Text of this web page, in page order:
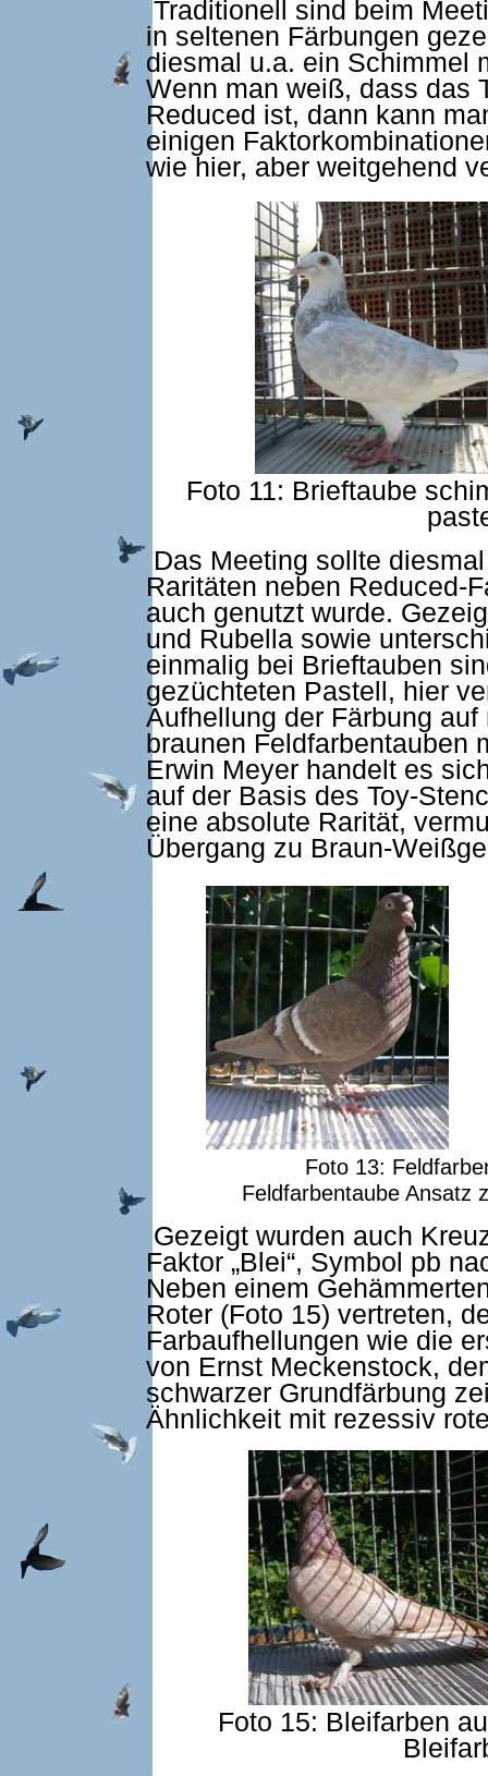
Traditionell sind beim
in seltenen Färbungen
diesmal u.a. ein Schimmel
Wenn man weiß, dass das
Reduced ist, dann kann
einigen
wie hier, aber weitgehend
Foto 11: Brieftaube
Das Meeting sollte
Raritäten neben Reduced-
auch genutzt wurde.
und Rubella sowie
einmalig bei Brieftauben
gezüchteten Pastell, hier
Aufhellung der Färbung
braunen Feldfarbentauben
Erwin Meyer handelt es
auf der Basis des Toy-
eine absolute Rarität,
Übergang zu Braun-
Foto 13:
Feldfarbentaube
Gezeigt wurden auch
Faktor „Blei“, Symbol pb
Neben einem
Roter (Foto 15) vertreten,
Farbaufhellungen wie die
von Ernst Meckenstock,
schwarzer Grundfärbung
Ähnlichkeit mit rezessiv
Foto 15: Bleifarben